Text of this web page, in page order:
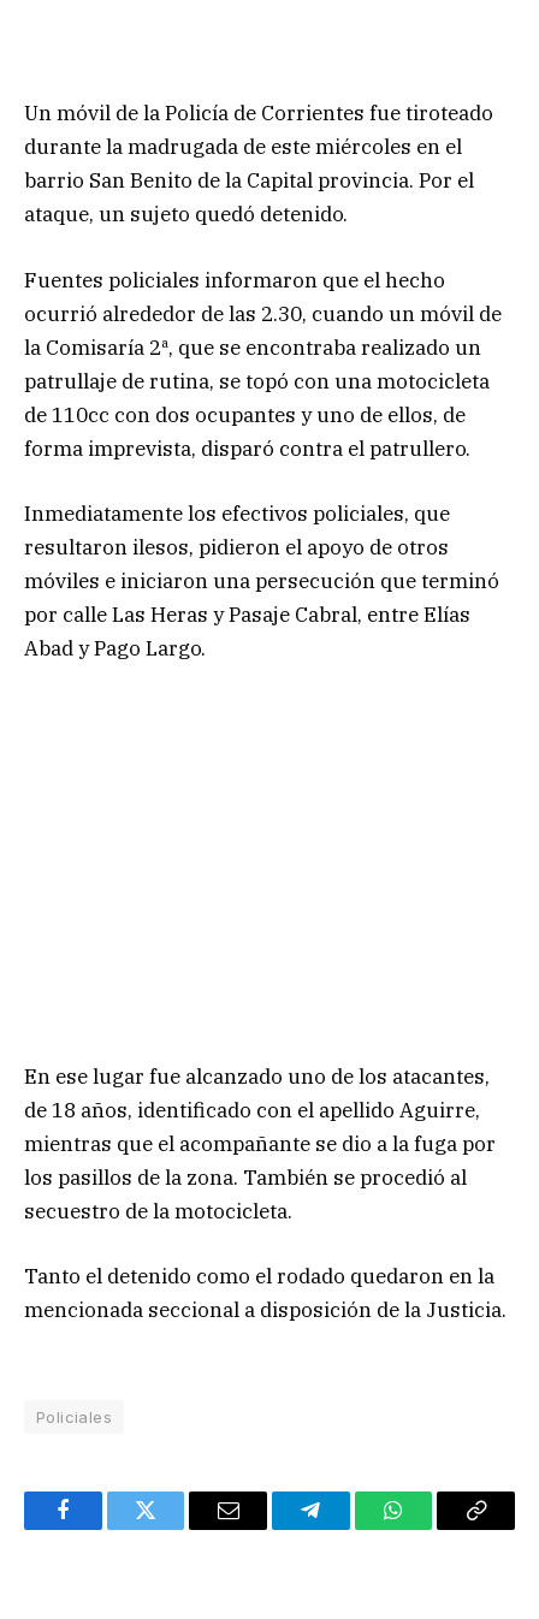
Un móvil de la Policía de Corrientes fue tiroteado
durante la madrugada de este miércoles en el
barrio San Benito de la Capital provincia. Por el
ataque, un sujeto quedó detenido.
Fuentes policiales informaron que el hecho
ocurrió alrededor de las 2.30, cuando un móvil de
la Comisaría 2ª, que se encontraba realizado un
patrullaje de rutina, se topó con una motocicleta
de 110cc con dos ocupantes y uno de ellos, de
forma imprevista, disparó contra el patrullero.
Inmediatamente los efectivos policiales, que
resultaron ilesos, pidieron el apoyo de otros
móviles e iniciaron una persecución que terminó
por calle Las Heras y Pasaje Cabral, entre Elías
Abad y Pago Largo.
En ese lugar fue alcanzado uno de los atacantes,
de 18 años, identificado con el apellido Aguirre,
mientras que el acompañante se dio a la fuga por
los pasillos de la zona. También se procedió al
secuestro de la motocicleta.
Tanto el detenido como el rodado quedaron en la
mencionada seccional a disposición de la Justicia.
Policiales
FacebookTwitter Email TelegramWhatsAppCopy